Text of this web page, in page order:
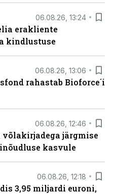
06.08.26, 13:24
erakliente
kindlustuse
06.08.26, 13:06
rahastab Bioforce´i
06.08.26, 12:46
järgmise
kasvule
06.08.26, 12:18
3,95 miljardi euroni,